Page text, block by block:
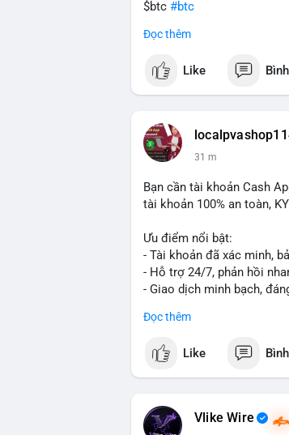
$btc #btc
#vlikevn
📰 Nguồn: Cointelegraph
Đọc thêm
Like
31 m
Bạn cần tài khoản Cash
tài khoản 100% an toàn,
Ưu điểm nổi bật:
- Tài khoản đã xác minh,
- Hỗ trợ 24/7, phản hồi
- Giao dịch minh bạch,
Liên hệ ngay để được tư
✈️ Telegram:
📧 Email:
Đọc thêm
Like
Vlike Wire